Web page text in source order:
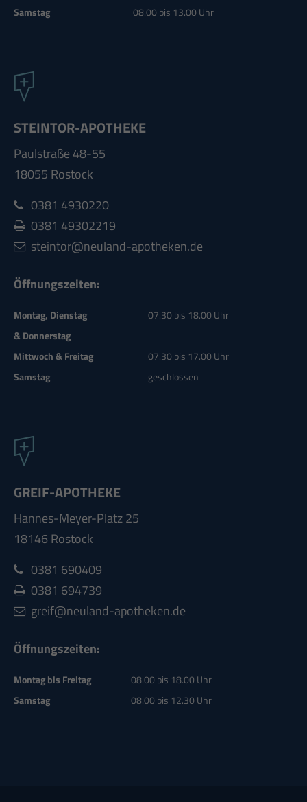
Samstag
08.00 bis 13.00 Uhr
STEINTOR-APOTHEKE
Paulstraße 48-55
18055 Rostock
0381 4930220
0381 49302219
steintor@neuland-apotheken.de
Öffnungszeiten:
Montag, Dienstag
& Donnerstag
07.30 bis 18.00 Uhr
Mittwoch & Freitag
07.30 bis 17.00 Uhr
Samstag
geschlossen
GREIF-APOTHEKE
Hannes-Meyer-Platz 25
18146 Rostock
0381 690409
0381 694739
greif@neuland-apotheken.de
Öffnungszeiten:
Montag bis Freitag
08.00 bis 18.00 Uhr
Samstag
08.00 bis 12.30 Uhr